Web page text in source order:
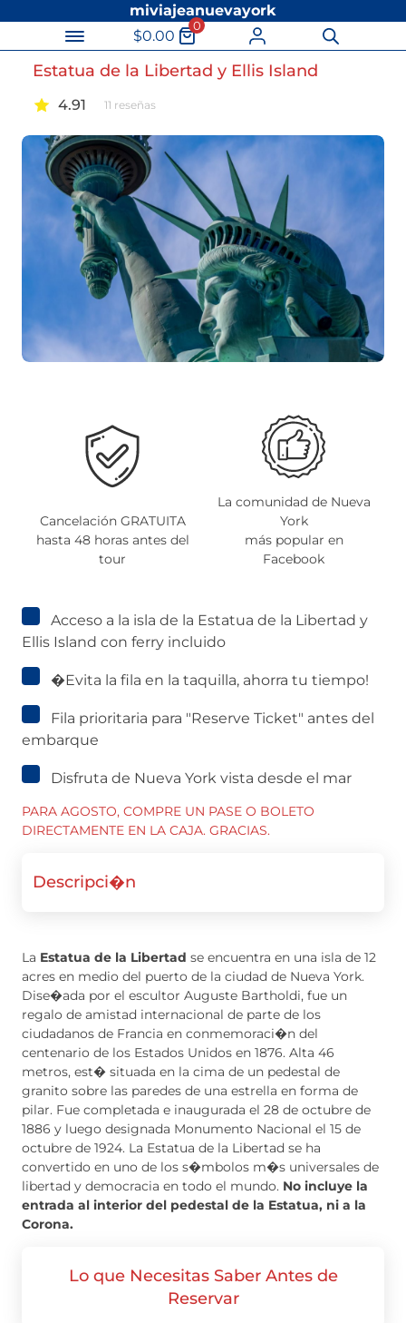
miviajeanuevayork
$0.00
0
Búsqueda
de
productos
Estatua de la Libertad y Ellis Island
4.91 11 reseñas
Cancelación GRATUITA
hasta 48 horas antes del
tour
La comunidad de Nueva
York
más popular en
Facebook
Acceso a la isla de la Estatua de la Libertad y
Ellis Island con ferry incluido
�Evita la fila en la taquilla, ahorra tu tiempo!
Fila prioritaria para "Reserve Ticket" antes del
embarque
Disfruta de Nueva York vista desde el mar
PARA AGOSTO, COMPRE UN PASE O BOLETO
DIRECTAMENTE EN LA CAJA. GRACIAS.
Descripci�n
La Estatua de la Libertad se encuentra en una isla de 12
acres en medio del puerto de la ciudad de Nueva York.
Dise�ada por el escultor Auguste Bartholdi, fue un
regalo de amistad internacional de parte de los
ciudadanos de Francia en conmemoraci�n del
centenario de los Estados Unidos en 1876. Alta 46
metros, est� situada en la cima de un pedestal de
granito sobre las paredes de una estrella en forma de
pilar. Fue completada e inaugurada el 28 de octubre de
1886 y luego designada Monumento Nacional el 15 de
octubre de 1924. La Estatua de la Libertad se ha
convertido en uno de los s�mbolos m�s universales de
libertad y democracia en todo el mundo. No incluye la
entrada al interior del pedestal de la Estatua, ni a la
Corona.
Lo que Necesitas Saber Antes de
Reservar